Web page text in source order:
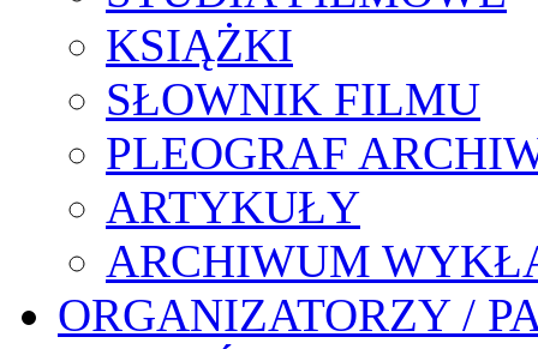
KSIĄŻKI
SŁOWNIK FILMU
PLEOGRAF
ARTYKUŁY
ARCHIWUM
ORGANIZATORZY /